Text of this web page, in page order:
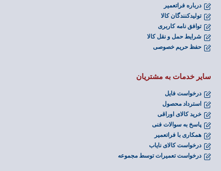
درباره فراتعمیر
تولیدکنندگان کالا
توافق نامه کاربری
شرایط حمل و نقل کالا
حفظ حریم خصوصی
سایر خدمات به مشتریان
درخواست فایل
استرداد محصول
خرید کالای اوراقی
پاسخ به سوالات فنی
همکاری با فراتعمیر
درخواست کالای نایاب
درخواست تعمیرات توسط مجموعه